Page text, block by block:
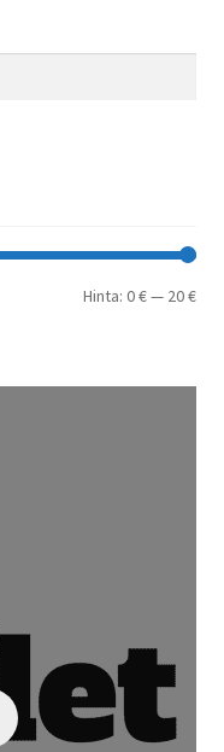
Hinta:0 €— 20 €